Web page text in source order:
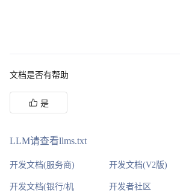
文档是否有帮助
是
LLM请查看llms.txt
开发文档(服务商) 开发文档(V2版)
开发文档(银行/机
开发者社区